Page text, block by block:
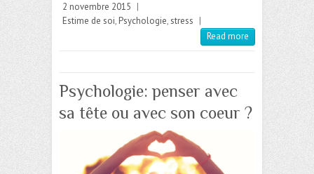
2 novembre 2015
Estime de soi, Psychologie,stress
Read more
Psychologie: penser avec
sa tête ou avec son coeur ?